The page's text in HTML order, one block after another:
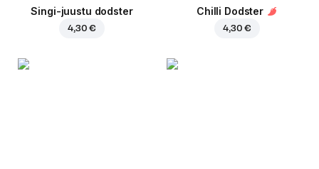
Singi-juustu dodster
4,30 €
Chilli Dodster
4,30 €